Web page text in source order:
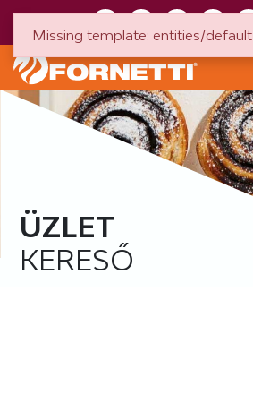
ÜZLET
KERESŐ
Missing template: entities/default